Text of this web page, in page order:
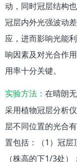
动，同时冠层结构
冠层内外光强波动
应，进而影响光能
响因素及对光合作
用率十分关键。
实验方法： 在晴朗
采用植物冠层分析
层不同位置的光合
置包括：（1）冠
（株高的下1/3处